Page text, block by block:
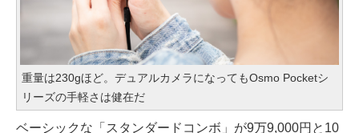
重量は230gほど。デュアルカメラになってもOsmo Pocketシ
リーズの手軽さは健在だ
ベーシックな「スタンダードコンボ」が9万9,000円と10